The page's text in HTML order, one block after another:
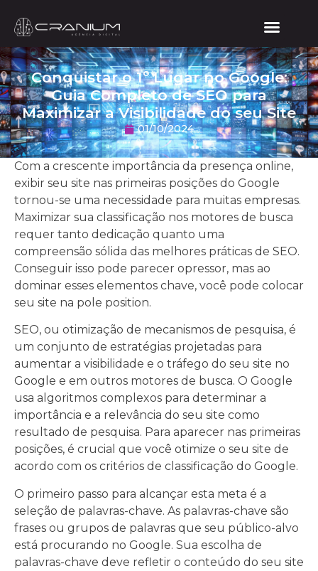
Conquistar o 1º Lugar no Google:
Guia Completo de SEO para
Maximizar a Visibilidade do seu Site
01/10/2024
Com a crescente importância da presença online,
exibir seu site nas primeiras posições do Google
tornou-se uma necessidade para muitas empresas.
Maximizar sua classificação nos motores de busca
requer tanto dedicação quanto uma
compreensão sólida das melhores práticas de SEO.
Conseguir isso pode parecer opressor, mas ao
dominar esses elementos chave, você pode colocar
seu site na pole position.
SEO, ou otimização de mecanismos de pesquisa, é
um conjunto de estratégias projetadas para
aumentar a visibilidade e o tráfego do seu site no
Google e em outros motores de busca. O Google
usa algoritmos complexos para determinar a
importância e a relevância do seu site como
resultado de pesquisa. Para aparecer nas primeiras
posições, é crucial que você otimize o seu site de
acordo com os critérios de classificação do Google.
O primeiro passo para alcançar esta meta é a
seleção de palavras-chave. As palavras-chave são
frases ou grupos de palavras que seu público-alvo
está procurando no Google. Sua escolha de
palavras-chave deve refletir o conteúdo do seu site